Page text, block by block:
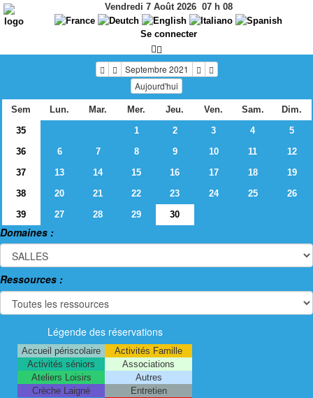
Vendredi 7 Août 2026 07h 08
Se connecter
Septembre 2021
Aujourd'hui
Sem Lun. Mar. Mer. Jeu. Ven. Sam.
Dim.
35
1 2 3 4
5
36
6 7 8 9 10 11
12
37
13 14 15 16 17 18
19
38
20 21 22 23 24 25
26
39
27 28 29 30
Domaines :
Ressources :
Légende des réservations
Accueil périscolaire
Activités Famille
Activités séniors
Associations
Ateliers Loisirs
Autres
Crèche Laigné
Entretien